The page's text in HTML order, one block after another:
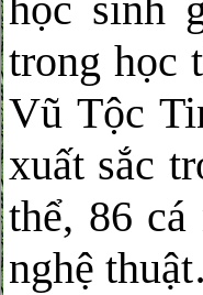
trong học
Vũ Tộc
xuất sắc
thể, 86 cá
nghệ